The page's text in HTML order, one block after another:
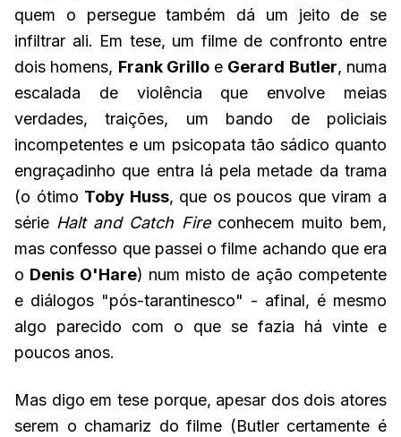
quem o persegue também dá um jeito de se
infiltrar ali. Em tese, um filme de confronto entre
dois homens, Frank Grilloe Gerard Butler, numa
escalada de violência que envolve meias
verdades, traições, um bando de policiais
incompetentes e um psicopata tão sádico quanto
engraçadinho que entra lá pela metade da trama
(o ótimo Toby Huss, que os poucos que viram a
série Halt and Catch Fire conhecem muito bem,
mas confesso que passei o filme achando que era
o Denis O'Hare) num misto de ação competente
e diálogos "pós-tarantinesco" - afinal, é mesmo
algo parecido com o que se fazia há vinte e
poucos anos.
Mas digo em tese porque, apesar dos dois atores
serem o chamariz do filme (Butler certamente é